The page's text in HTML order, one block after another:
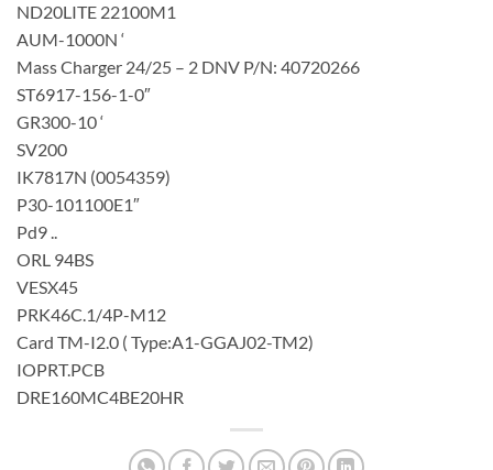
ND20LITE 22100M1
AUM-1000N ‘
Mass Charger 24/25 – 2 DNV P/N: 40720266
ST6917-156-1-0″
GR300-10 ‘
SV200
IK7817N (0054359)
P30-101100E1″
Pd9 ..
ORL 94BS
VESX45
PRK46C.1/4P-M12
Card TM-I2.0 ( Type:A1-GGAJ02-TM2)
IOPRT.PCB
DRE160MC4BE20HR